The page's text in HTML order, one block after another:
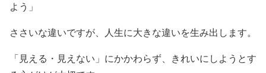
よう」
ささいな違いですが、人生に大きな違いを生み出します。
「見える・見えない」にかかわらず、きれいにしようとす